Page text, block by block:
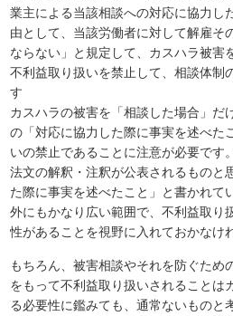
業主による当該相談への対応に協力し
由として、当該労働者に対して解雇そ
ならない」と規定して、カスハラ被害
不利益取り扱いを禁止して、相談体制
す
カスハラの被害を「相談した場合」だ
の「対応に協力した際に事実を述べた
いの禁止であることに注意が必要です
法文の解釈・注釈が公表されるものと
た際に事実を述べたこと」と書かれて
外にもかなり広い範囲で、不利益取り
性があることを視野に入れておかなけ
もちろん、被害相談やそれを防ぐため
をもって不利益取り扱いされることは
る必要性に鑑みても、通常ないものと